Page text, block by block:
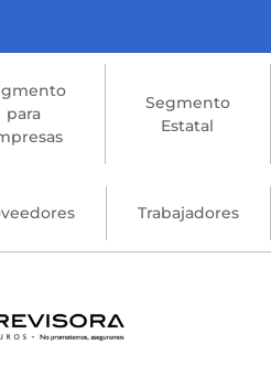
para
Segmento
Estatal
Trabajadores